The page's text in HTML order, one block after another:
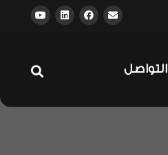
التواصل